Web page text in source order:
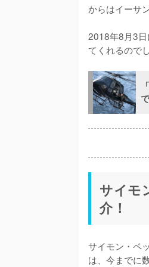
からはイーサ
2018年8月3日
てくれるので
サイモ
介！
サイモン・ペ
は、今までに